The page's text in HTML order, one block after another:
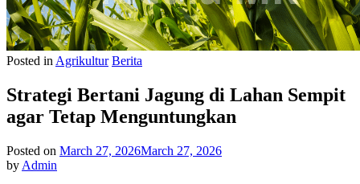
Posted in Agrikultur Berita
Strategi Bertani Jagung di Lahan Sempit
agar Tetap Menguntungkan
Posted on March 27, 2026March 27, 2026
by Admin